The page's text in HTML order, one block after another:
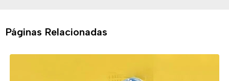
Páginas Relacionadas